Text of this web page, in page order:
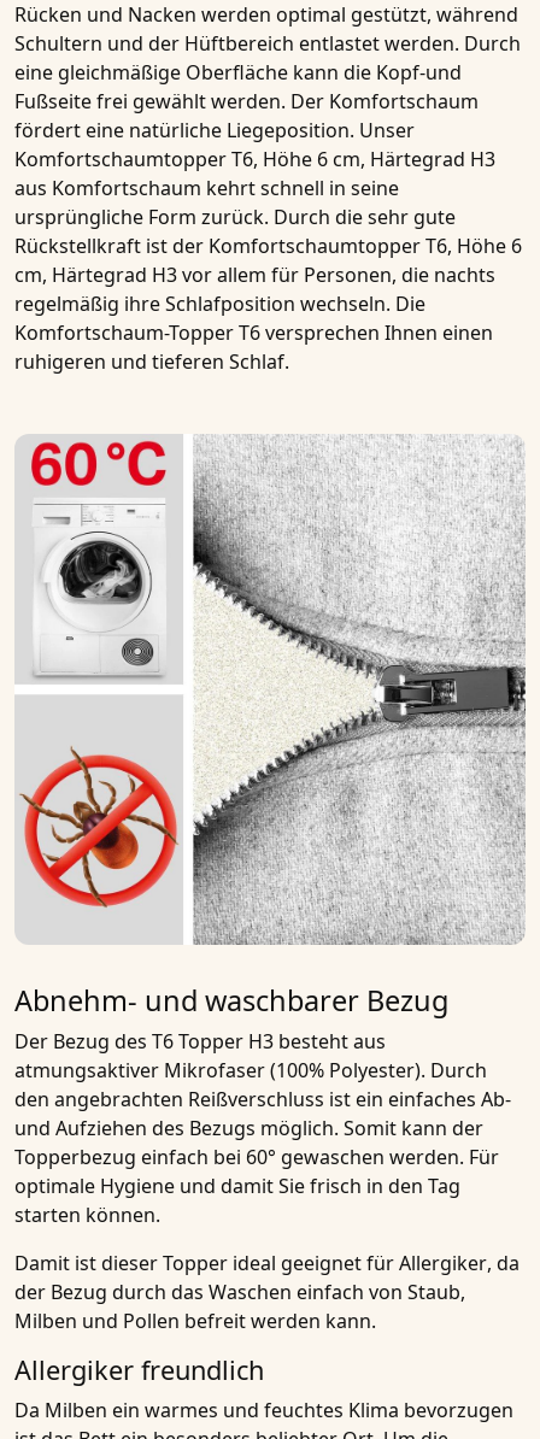
Rücken und Nacken werden optimal gestützt, während
Schultern und der Hüftbereich entlastet werden. Durch
eine gleichmäßige Oberfläche kann die Kopf-und
Fußseite frei gewählt werden. Der Komfortschaum
fördert eine natürliche Liegeposition. Unser
Komfortschaumtopper T6, Höhe 6 cm, Härtegrad H3
aus Komfortschaum kehrt schnell in seine
ursprüngliche Form zurück. Durch diesehr gute
Rückstellkraft ist der Komfortschaumtopper T6, Höhe 6
cm, Härtegrad H3vor allem für Personen, die nachts
regelmäßig ihre Schlafposition wechseln. Die
Komfortschaum-Topper T6 versprechen Ihnen einen
ruhigeren und tieferen Schlaf.
Abnehm- und waschbarer Bezug
Der Bezug des T6 Topper H3 besteht aus
atmungsaktiver Mikrofaser(100% Polyester). Durch
den angebrachten Reißverschluss ist ein einfaches Ab-
und Aufziehen des Bezugs möglich. Somit kann der
Topperbezug einfach bei 60° gewaschen werden. Für
optimale Hygiene und damit Sie frisch in den Tag
starten können.
Damit ist dieserTopper ideal geeignet für Allergiker, da
der Bezug durch das Waschen einfach von Staub,
Milben und Pollen befreit werden kann.
Allergiker freundlich
Da Milben ein warmes und feuchtes Klima bevorzugen